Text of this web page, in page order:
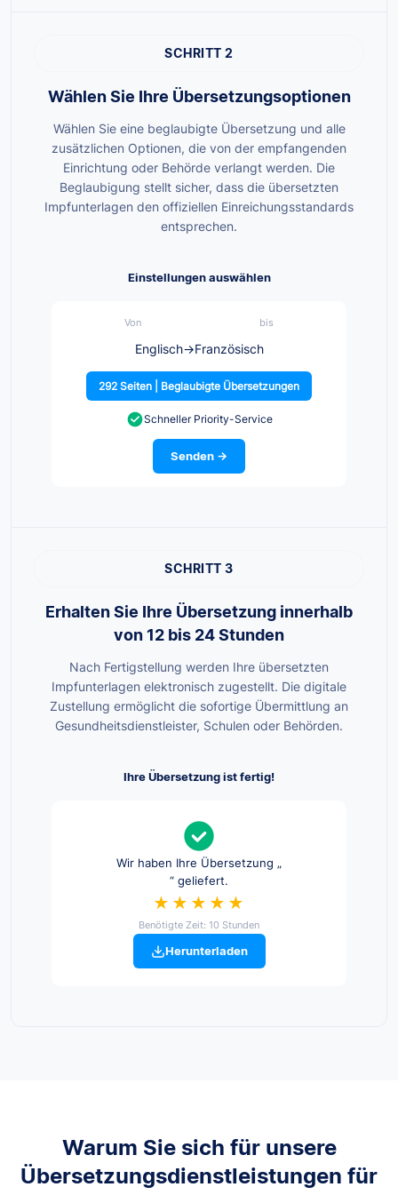
SCHRITT 2
Wählen Sie Ihre Übersetzungsoptionen
Wählen Sie eine beglaubigte Übersetzung und alle
zusätzlichen Optionen, die von der empfangenden
Einrichtung oder Behörde verlangt werden. Die
Beglaubigung stellt sicher, dass die übersetzten
Impfunterlagen den offiziellen Einreichungsstandards
entsprechen.
Einstellungen auswählen
Von bis
Englisch→Französisch
292 Seiten | Beglaubigte Übersetzungen
Schneller Priority-Service
Senden →
SCHRITT 3
Erhalten Sie Ihre Übersetzung innerhalb
von 12 bis 24 Stunden
Nach Fertigstellung werden Ihre übersetzten
Impfunterlagen elektronisch zugestellt. Die digitale
Zustellung ermöglicht die sofortige Übermittlung an
Gesundheitsdienstleister, Schulen oder Behörden.
Ihre Übersetzung ist fertig!
Wir haben Ihre Übersetzung „
“ geliefert.
★★★★★
Benötigte Zeit: 10 Stunden
Herunterladen
Warum Sie sich für unsere
Übersetzungsdienstleistungen für